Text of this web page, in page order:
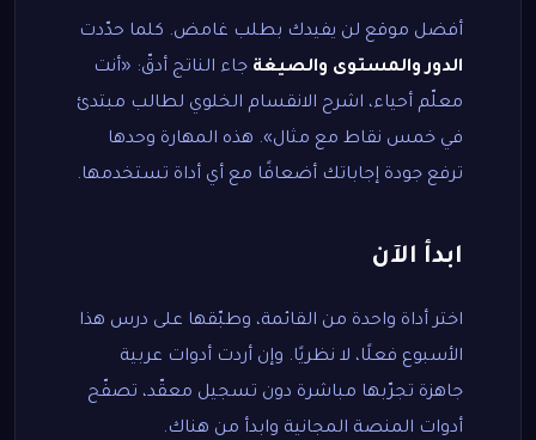
أفضل موقع لن يفيدك بطلب غامض. كلما حدّدت
الدور والمستوى والصيغة جاء الناتج أدقّ: «أنت
معلّم أحياء، اشرح الانقسام الخلوي لطالب مبتدئ
في خمس نقاط مع مثال». هذه المهارة وحدها
ترفع جودة إجاباتك أضعافًا مع أي أداة تستخدمها.
ابدأ الآن
اختر أداة واحدة من القائمة، وطبّقها على درس هذا
الأسبوع فعلًا، لا نظريًا. وإن أردت أدوات عربية
جاهزة تجرّبها مباشرة دون تسجيل معقّد، تصفّح
أدوات المنصة المجانية وابدأ من هناك.